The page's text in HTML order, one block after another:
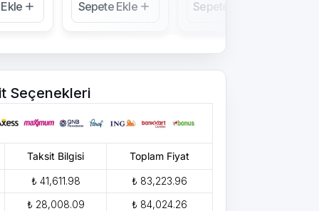
Sepete Ekle Sepete Ekle
Seçenekleri
Taksit Bilgisi Toplam Fiyat
₺ 41,611.98
₺ 83,223.96
₺ 28,008.09
₺ 84,024.26